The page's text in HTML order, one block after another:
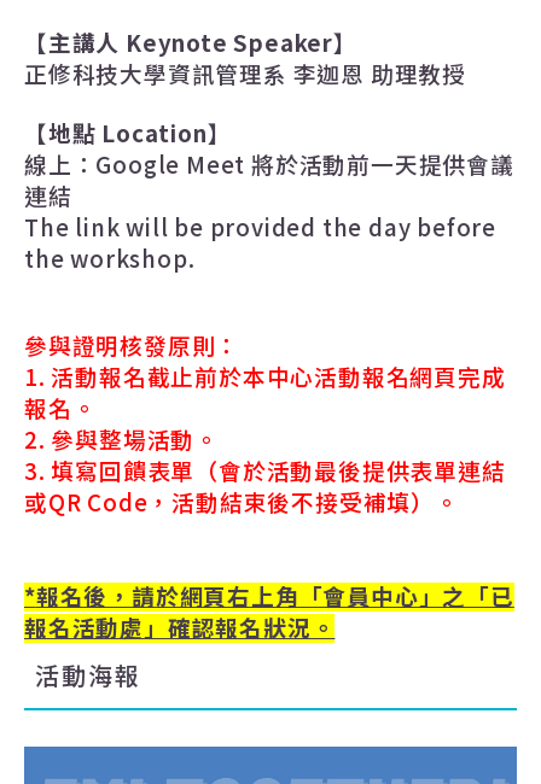
【主講人 Keynote Speaker】
正修科技大學資訊管理系 李迦恩 助理教授
【地點 Location】
線上 ： Google Meet將於活動前一天提供會議
連結
The link will be provided the day before
the workshop.
參與證明核發原則：
1. 活動報名截止前於本中心活動報名網頁完成
報名。
2. 參與整場活動。
3. 填寫回饋表單（會於活動最後提供表單連結
或QR Code ，活動結束後不接受補填）。
*報名後，請於網頁右上角「會員中心」之「已
報名活動處」確認報名狀況。
活動海報